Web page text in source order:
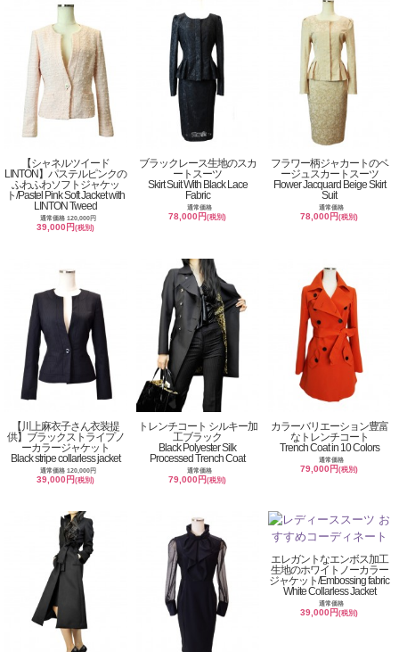
【シャネルツイード
LINTON】パステルピンクの
ふわふわソフトジャケッ
ト/Pastel Pink Soft Jacket with
LINTON Tweed
通常価格 120,000円
39,000円(税別)
ブラックレース生地のスカ
ートスーツ
Skirt Suit With Black Lace
Fabric
通常価格
78,000円(税別)
フラワー柄ジャカートのベ
ージュスカートスーツ
Flower Jacquard Beige Skirt
Suit
通常価格
78,000円(税別)
【川上麻衣子さん衣装提
供】ブラックストライプノ
ーカラージャケット
Black stripe collarless jacket
通常価格 120,000円
39,000円(税別)
トレンチコート シルキー加
工ブラック
Black Polyester Silk
Processed Trench Coat
通常価格
79,000円(税別)
カラーバリエーション豊富
なトレンチコート
Trench Coat in 10 Colors
通常価格
79,000円(税別)
エレガントなエンボス加工
生地のホワイトノーカラー
ジャケット/Embossing fabric
White Collarless Jacket
通常価格
39,000円(税別)